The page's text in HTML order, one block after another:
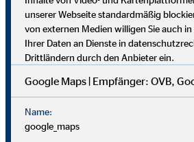
Wissen praktisch an. Nach einer Job-
einsteigen, und Finanzprofis finden
unserer Webseite standardmäßig
von externen Medien willigen Sie auch
Ihrer Daten an Dienste in
Drittländern durch den Anbieter ein.
Google Maps | Empfänger: OVB,
Name:
google_maps